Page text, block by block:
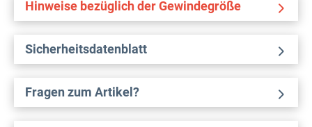
Hinweise bezüglich der Gewindegröße
Sicherheitsdatenblatt
Fragen zum Artikel?